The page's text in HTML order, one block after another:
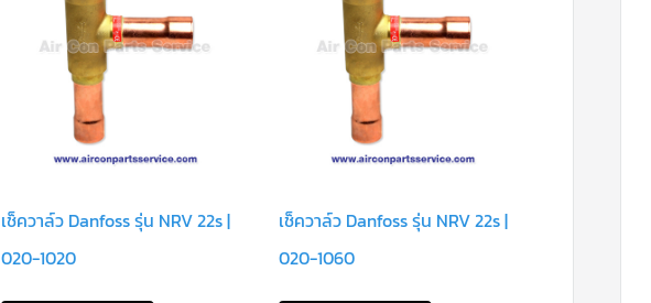
เช็ควาล์ว Danfoss รุ่น NRV 22s |
020-1020
เช็ควาล์ว Danfoss รุ่น NRV 22s |
020-1060